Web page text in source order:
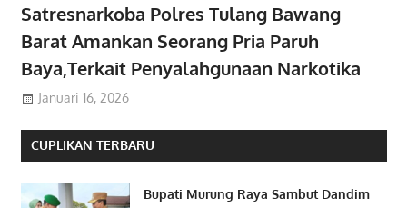
Satresnarkoba Polres Tulang Bawang
Barat Amankan Seorang Pria Paruh
Baya,Terkait Penyalahgunaan Narkotika
Januari 16, 2026
CUPLIKAN TERBARU
Bupati Murung Raya Sambut Dandim